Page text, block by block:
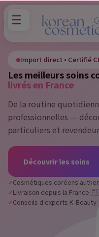
Import direct • Certifié
Les meilleurs soins
livrés en France
De la routine
professionnelles —
particuliers et
Découvrir les soins
Cosmétiques coréens
Livraison depuis la France
Conseils d'experts K-Beauty
Sign in
You need to be logged
list.
Cancel